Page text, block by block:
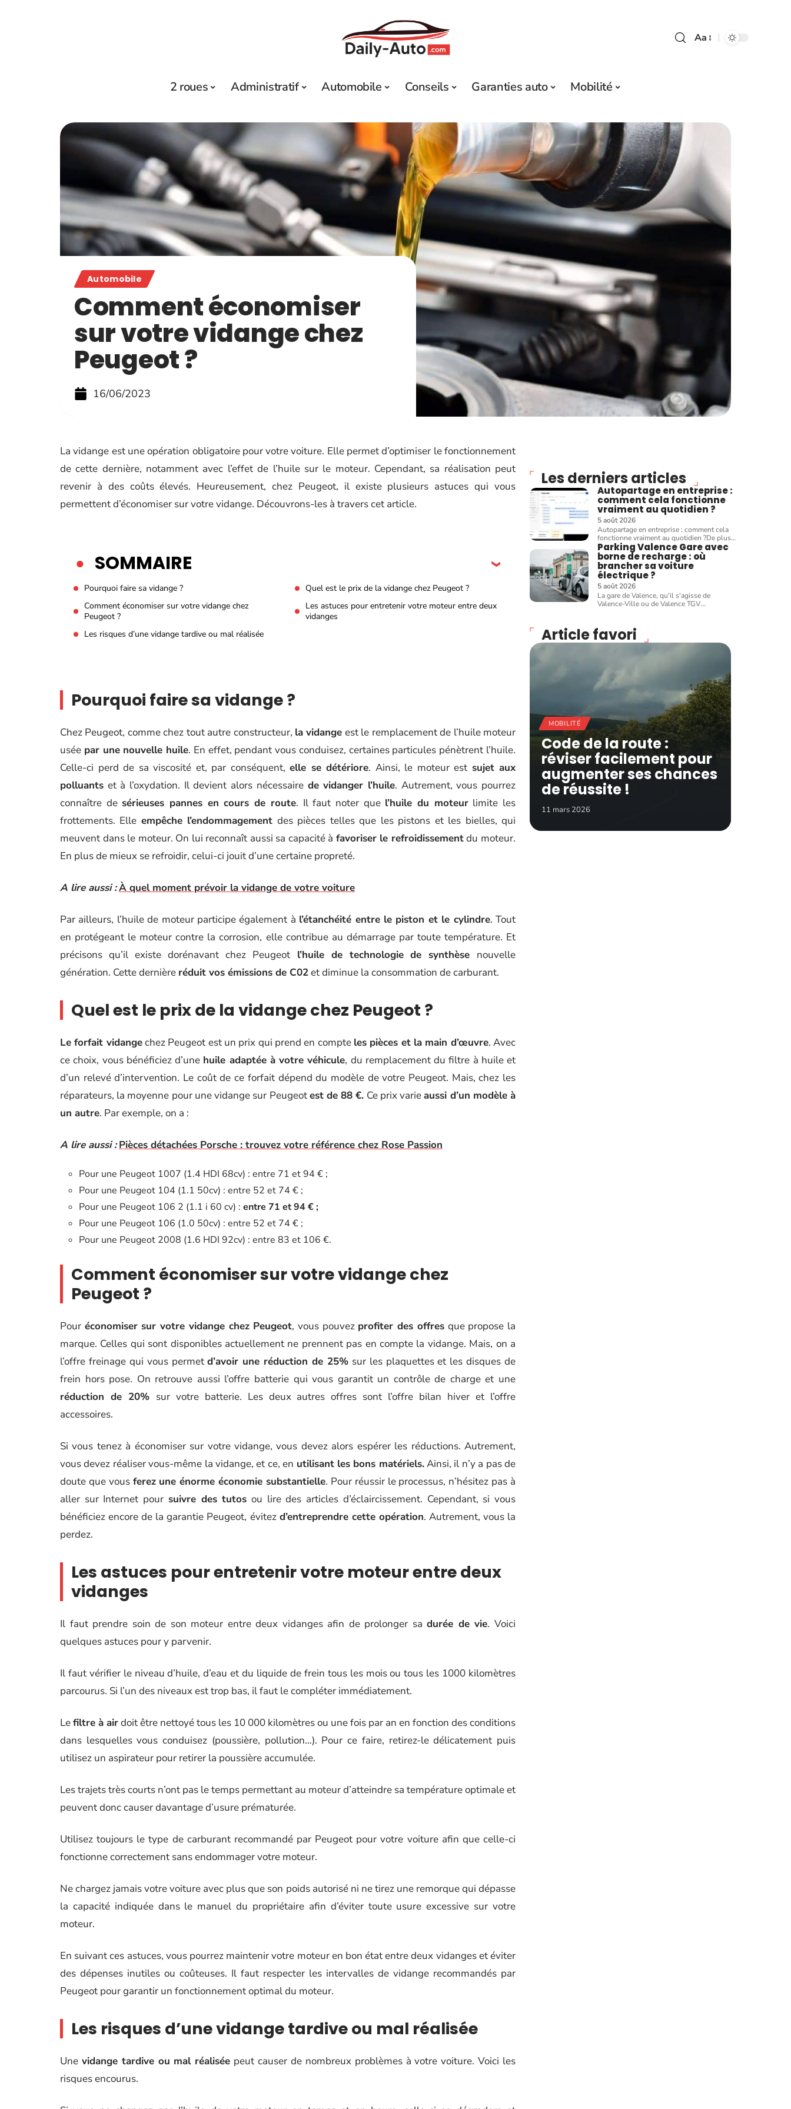
Aa
2 roues Administratif Automobile Conseils Garanties auto Mobilité
Automobile
Comment économiser
sur votre vidange chez
Peugeot ?
16/06/2023
La vidange est une opération obligatoire pour votre voiture. Elle permet d’optimiser le fonctionnement
de cette dernière, notamment avec l’effet de l’huile sur le moteur. Cependant, sa réalisation peut
revenir à des coûts élevés. Heureusement, chez Peugeot, il existe plusieurs astuces qui vous
permettent d’économiser sur votre vidange. Découvrons-les à travers cet article.
SOMMAIRE
Pourquoi faire sa vidange ?
Quel est le prix de la vidange chez Peugeot ?
Comment économiser sur votre vidange chez
Peugeot ?
Les astuces pour entretenir votre moteur entre deux
vidanges
Les risques d’une vidange tardive ou mal réalisée
Pourquoi faire sa vidange ?
Chez Peugeot, comme chez tout autre constructeur, la vidange est le remplacement de l’huile moteur
usée par une nouvelle huile. En effet, pendant vous conduisez, certaines particules pénètrent l’huile.
Celle-ci perd de sa viscosité et, par conséquent, elle se détériore. Ainsi, le moteur est sujet aux
polluants et à l’oxydation. Il devient alors nécessaire de vidanger l’huile. Autrement, vous pourrez
connaître de sérieuses pannes en cours de route. Il faut noter que l’huile du moteurlimite les
frottements. Elle empêche l’endommagement des pièces telles que les pistons et les bielles, qui
meuvent dans le moteur. On lui reconnaît aussi sa capacité à favoriser le refroidissementdu moteur.
En plus de mieux se refroidir, celui-ci jouit d’une certaine propreté.
A lire aussi :À quel moment prévoir la vidange de votre voiture
Par ailleurs, l’huile de moteur participe également à l’étanchéité entre le piston et le cylindre. Tout
en protégeant le moteur contre la corrosion, elle contribue au démarrage par toute température. Et
précisons qu’il existe dorénavant chez Peugeot l’huile de technologie de synthèse nouvelle
génération. Cette dernière réduit vos émissions de C02et diminue la consommation de carburant.
Quel est le prix de la vidange chez Peugeot ?
Le forfait vidangechez Peugeot est un prix qui prend en compte les pièces et la main d’œuvre. Avec
ce choix, vous bénéficiez d’une huile adaptée à votre véhicule, du remplacement du filtre à huile et
d’un relevé d’intervention. Le coût de ce forfait dépend du modèle de votre Peugeot. Mais, chez les
réparateurs, la moyenne pour une vidange sur Peugeotest de 88 €. Ce prix varieaussi d’un modèle à
un autre. Par exemple, on a :
A lire aussi : Pièces détachées Porsche : trouvez votre référence chez Rose Passion
Pour une Peugeot 1007 (1.4 HDI 68cv) : entre 71 et 94 € ;
Pour une Peugeot 104 (1.1 50cv) : entre 52 et 74 € ;
Pour une Peugeot 106 2 (1.1 i 60 cv) : entre 71 et 94 € ;
Pour une Peugeot 106 (1.0 50cv) : entre 52 et 74 € ;
Pour une Peugeot 2008 (1.6 HDI 92cv) : entre 83 et 106 €.
Comment économiser sur votre vidange chez
Peugeot ?
Pour économiser sur votre vidange chez Peugeot, vous pouvez profiter des offresque propose la
marque. Celles qui sont disponibles actuellement ne prennent pas en compte la vidange. Mais, on a
l’offre freinage qui vous permetd’avoir une réduction de 25%sur les plaquettes et les disques de
frein hors pose. On retrouve aussi l’offre batterie qui vous garantit un contrôle de charge et une
réduction de 20% sur votre batterie. Les deux autres offres sont l’offre bilan hiver et l’offre
accessoires.
Si vous tenez à économiser sur votre vidange, vous devez alors espérer les réductions. Autrement,
vous devez réaliser vous-même la vidange, et ce, en utilisant les bons matériels.Ainsi, il n’y a pas de
doute que vous ferez une énorme économie substantielle. Pour réussir le processus, n’hésitez pas à
aller sur Internet pour suivre des tutos ou lire des articles d’éclaircissement. Cependant, si vous
bénéficiez encore de la garantie Peugeot, évitez d’entreprendre cette opération. Autrement, vous la
perdez.
Les astuces pour entretenir votre moteur entre deux
vidanges
Il faut prendre soin de son moteur entre deux vidanges afin de prolonger sadurée de vie. Voici
quelques astuces pour y parvenir.
Il faut vérifier le niveau d’huile, d’eau et du liquide de frein tous les mois ou tous les 1000 kilomètres
parcourus. Si l’un des niveaux est trop bas, il faut le compléter immédiatement.
Lefiltre à airdoit être nettoyé tous les 10 000 kilomètres ou une fois par an en fonction des conditions
dans lesquelles vous conduisez (poussière, pollution…). Pour ce faire, retirez-le délicatement puis
utilisez un aspirateur pour retirer la poussière accumulée.
Les trajets très courts n’ont pas le temps permettant au moteur d’atteindre sa température optimale et
peuvent donc causer davantage d’usure prématurée.
Utilisez toujours le type de carburant recommandé par Peugeot pour votre voiture afin que celle-ci
fonctionne correctement sans endommager votre moteur.
Ne chargez jamais votre voiture avec plus que son poids autorisé ni ne tirez une remorque qui dépasse
la capacité indiquée dans le manuel du propriétaire afin d’éviter toute usure excessive sur votre
moteur.
En suivant ces astuces, vous pourrez maintenir votre moteur en bon état entre deux vidanges et éviter
des dépenses inutiles ou coûteuses. Il faut respecter les intervalles de vidange recommandés par
Peugeot pour garantir un fonctionnement optimal du moteur.
Les risques d’une vidange tardive ou mal réalisée
Une vidange tardive ou mal réalisée peut causer de nombreux problèmes à votre voiture. Voici les
risques encourus.
Les derniers articles
Autopartage en entreprise :
comment cela fonctionne
vraiment au quotidien ?
5 août 2026
Autopartage en entreprise : comment cela
fonctionne vraiment au quotidien ?De plus…
Parking Valence Gare avec
borne de recharge : où
brancher sa voiture
électrique ?
5 août 2026
La gare de Valence, qu'il s'agisse de
Valence-Ville ou de Valence TGV…
Article favori
MOBILITÉ
Code de la route :
réviser facilement pour
augmenter ses chances
de réussite !
11 mars 2026